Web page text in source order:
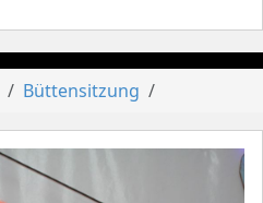
Büttensitzung